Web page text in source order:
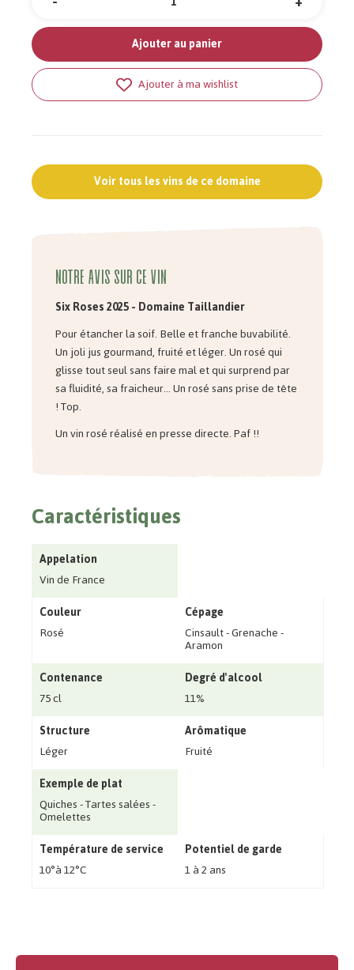
Quantité
Ajouter au panier
Ajouter à ma wishlist
Voir tous les vins de ce domaine
Notre avis sur ce vin
Six Roses 2025 - Domaine Taillandier
Pour étancher la soif. Belle et franche buvabilité.
Un joli jus gourmand, fruité et léger. Un rosé qui
glisse tout seul sans faire mal et qui surprend par
sa fluidité, sa fraicheur... Un rosé sans prise de tête
! Top.
Un vin rosé réalisé en presse directe. Paf !!
Caractéristiques
Appelation
Vin de France
Couleur
Rosé
Cépage
Cinsault - Grenache -
Aramon
Contenance
75 cl
Degré d'alcool
11%
Structure
Léger
Arômatique
Fruité
Exemple de plat
Quiches - Tartes salées -
Omelettes
Température de service
10°à 12°C
Potentiel de garde
1 à 2 ans